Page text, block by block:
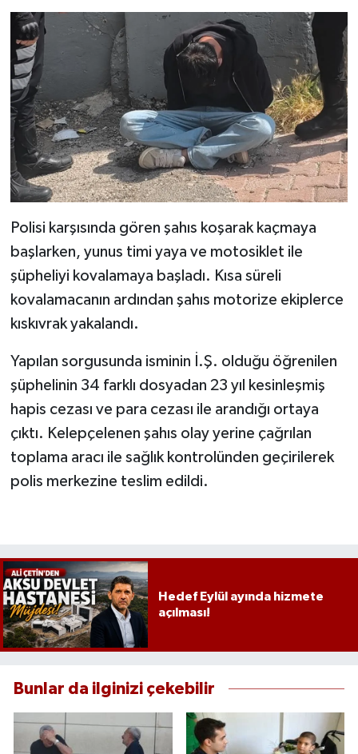
Polisi karşısında gören şahıs koşarak kaçmaya
başlarken, yunus timi yaya ve motosiklet ile
şüpheliyi kovalamaya başladı. Kısa süreli
kovalamacanın ardından şahıs motorize ekiplerce
kıskıvrak yakalandı.
Yapılan sorgusunda isminin İ.Ş. olduğu öğrenilen
şüphelinin 34 farklı dosyadan 23 yıl kesinleşmiş
hapis cezası ve para cezası ile arandığı ortaya
çıktı. Kelepçelenen şahıs olay yerine çağrılan
toplama aracı ile sağlık kontrolünden geçirilerek
polis merkezine teslim edildi.
Hedef Eylül ayında hizmete
açılması!
Bunlar da ilginizi çekebilir